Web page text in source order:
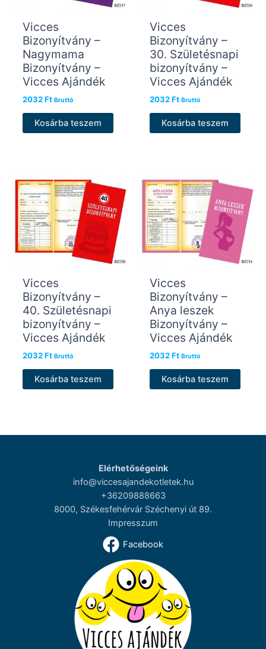
Vicces
Bizonyítvány –
Nagymama
Bizonyítvány –
Vicces Ajándék
2032Ft Bruttó
Kosárba teszem
Vicces
Bizonyítvány –
30. Születésnapi
bizonyítvány –
Vicces Ajándék
2032Ft Bruttó
Kosárba teszem
Vicces
Bizonyítvány –
40. Születésnapi
bizonyítvány –
Vicces Ajándék
2032Ft Bruttó
Kosárba teszem
Vicces
Bizonyítvány –
Anya leszek
Bizonyítvány –
Vicces Ajándék
2032Ft Bruttó
Kosárba teszem
Elérhetőségeink
info@viccesajandekotletek.hu
+36209888663
8000, Székesfehérvár Széchenyi út 89.
Impresszum
Facebook